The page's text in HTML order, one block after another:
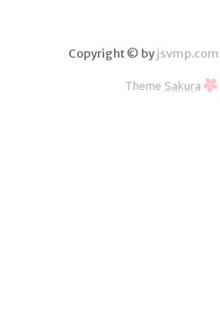
Copyright © byjsvmp.com
Theme Sakura